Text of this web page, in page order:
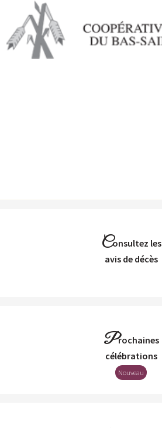
contenu
principal
Consultez les
Avis de décès
Prochaines
Célébrations
Nouveau